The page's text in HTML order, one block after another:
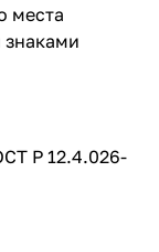
места
знаками
Р 12.4.026-